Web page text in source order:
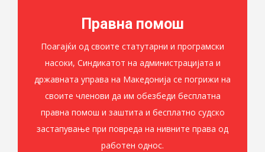
Правна помош
Поагајќи од своите статутарни и програмски
насоки, Синдикатот на администрацијата и
државната управа на Македонија се погрижи на
своите членови да им обезбеди бесплатна
правна помош и заштита и бесплатно судско
застапување при повреда на нивните права од
работен однос.